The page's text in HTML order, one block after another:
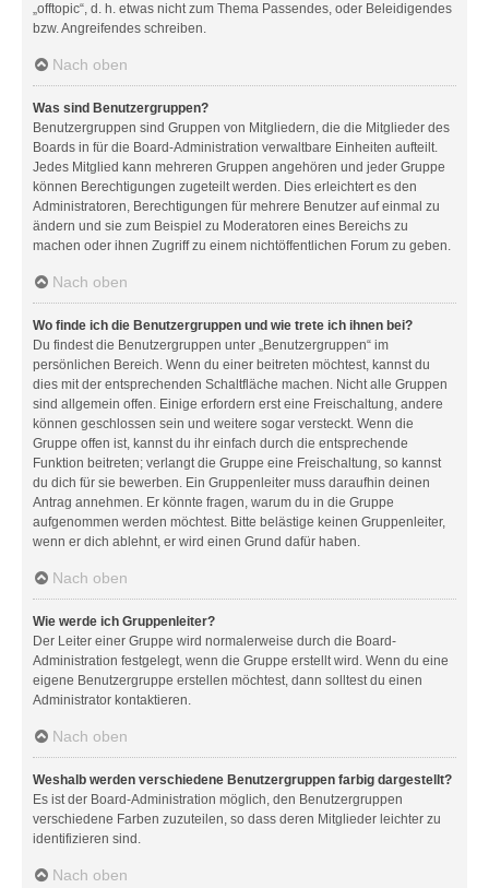
„offtopic“, d. h. etwas nicht zum Thema Passendes, oder Beleidigendes
bzw. Angreifendes schreiben.
Nach oben
Was sind Benutzergruppen?
Benutzergruppen sind Gruppen von Mitgliedern, die die Mitglieder des
Boards in für die Board-Administration verwaltbare Einheiten aufteilt.
Jedes Mitglied kann mehreren Gruppen angehören und jeder Gruppe
können Berechtigungen zugeteilt werden. Dies erleichtert es den
Administratoren, Berechtigungen für mehrere Benutzer auf einmal zu
ändern und sie zum Beispiel zu Moderatoren eines Bereichs zu
machen oder ihnen Zugriff zu einem nichtöffentlichen Forum zu geben.
Nach oben
Wo finde ich die Benutzergruppen und wie trete ich ihnen bei?
Du findest die Benutzergruppen unter „Benutzergruppen“ im
persönlichen Bereich. Wenn du einer beitreten möchtest, kannst du
dies mit der entsprechenden Schaltfläche machen. Nicht alle Gruppen
sind allgemein offen. Einige erfordern erst eine Freischaltung, andere
können geschlossen sein und weitere sogar versteckt. Wenn die
Gruppe offen ist, kannst du ihr einfach durch die entsprechende
Funktion beitreten; verlangt die Gruppe eine Freischaltung, so kannst
du dich für sie bewerben. Ein Gruppenleiter muss daraufhin deinen
Antrag annehmen. Er könnte fragen, warum du in die Gruppe
aufgenommen werden möchtest. Bitte belästige keinen Gruppenleiter,
wenn er dich ablehnt, er wird einen Grund dafür haben.
Nach oben
Wie werde ich Gruppenleiter?
Der Leiter einer Gruppe wird normalerweise durch die Board-
Administration festgelegt, wenn die Gruppe erstellt wird. Wenn du eine
eigene Benutzergruppe erstellen möchtest, dann solltest du einen
Administrator kontaktieren.
Nach oben
Weshalb werden verschiedene Benutzergruppen farbig dargestellt?
Es ist der Board-Administration möglich, den Benutzergruppen
verschiedene Farben zuzuteilen, so dass deren Mitglieder leichter zu
identifizieren sind.
Nach oben